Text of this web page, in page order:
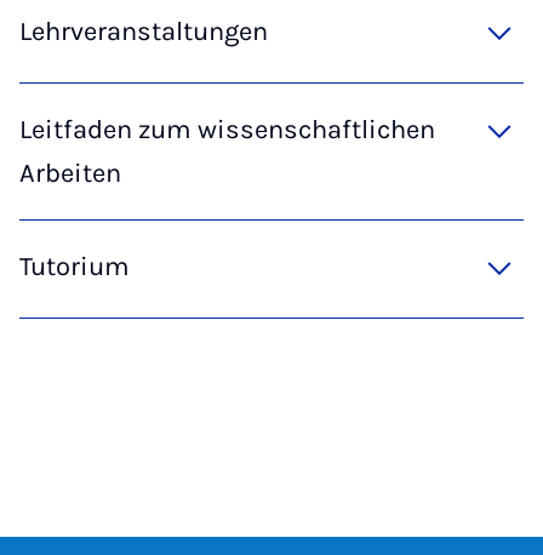
Lehrveranstaltungen
Leitfaden zum wissenschaftlichen
Arbeiten
Tutorium